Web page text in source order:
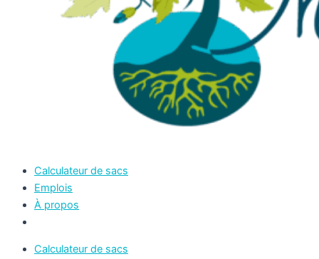
Calculateur de sacs
Emplois
À propos
Calculateur de sacs